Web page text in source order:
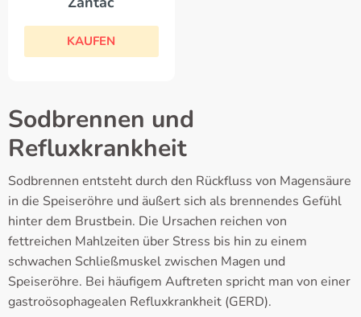
KAUFEN
Sodbrennen und
Refluxkrankheit
Sodbrennen entsteht durch den Rückfluss von Magensäure
in die Speiseröhre und äußert sich als brennendes Gefühl
hinter dem Brustbein. Die Ursachen reichen von
fettreichen Mahlzeiten über Stress bis hin zu einem
schwachen Schließmuskel zwischen Magen und
Speiseröhre. Bei häufigem Auftreten spricht man von einer
gastroösophagealen Refluxkrankheit (GERD).